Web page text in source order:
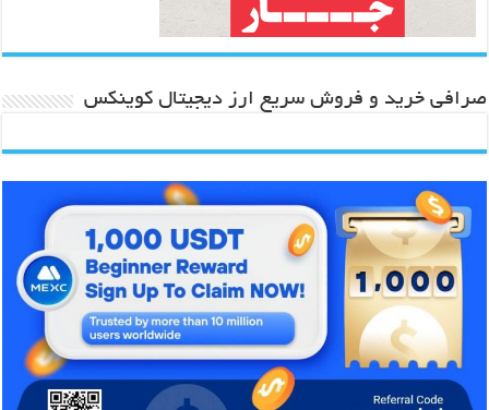
صرافی خرید و فروش سریع ارز دیجیتال کوینکس